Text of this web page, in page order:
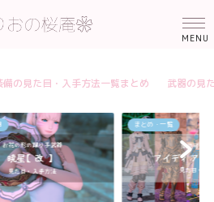
備の見た目・入手方法一覧まとめ
武器の見
まとめ・一覧